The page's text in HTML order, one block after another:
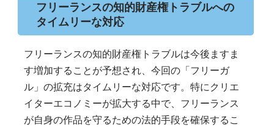
フリーランスの知的財産権トラブルへの
タイムリーな対応
フリーランスの知的財産権トラブルは今後ますま
す増加することが予想され、今回の「フリーガ
ル」の拡充はタイムリーな対応です。特にクリエ
イターエコノミーが拡大する中で、フリーランス
が自身の作品を守るための法的手段を確保するこ